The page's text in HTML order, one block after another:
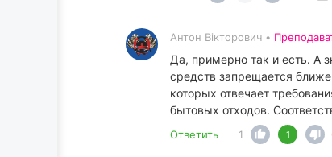
Антон Вікторович •
Да, примерно так и есть. А
средств запрещается
которых отвечает
бытовых отходов.
Ответить 1 1